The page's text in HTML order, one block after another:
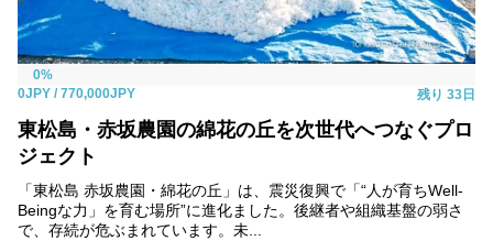
0%
0JPY / 770,000JPY 残り 33日
東松島・赤坂農園の綿花の丘を次世代へつなぐプロ
ジェクト
「東松島 赤坂農園・綿花の丘」は、震災復興で「“人が育ちWell-
Beingな力」を育む場所”に進化ました。後継者や組織基盤の弱さ
で、存続が危ぶまれています。未...